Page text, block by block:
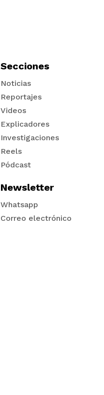
Secciones
Noticias
Reportajes
Videos
Explicadores
Investigaciones
Reels
Pódcast
Newsletter
Whatsapp
Correo electrónico